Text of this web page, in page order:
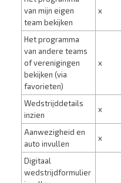
van mijn eigen
team bekijken
x
Het programma
van andere teams
of verenigingen
bekijken (via
favorieten)
x
Wedstrijddetails
inzien
x
Aanwezigheid en
auto invullen
x
Digitaal
wedstrijdformulier